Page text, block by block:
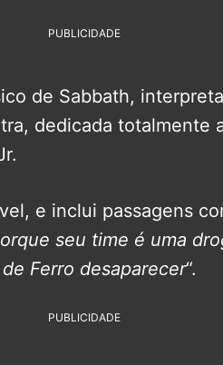
PUBLICIDADE
de Sabbath,
dedicada totalmente
e inclui passagens
seu time é uma
Ferro desaparecer“.
PUBLICIDADE